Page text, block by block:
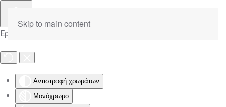
Εργαλειοθήκη Προσβασιμότητας
Αντιστροφή χρωμάτων
Μονόχρωμο
Skip to main content